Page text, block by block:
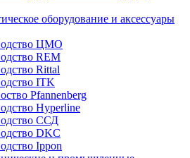
оборудование и аксессуары
ЦМО
REM
Rittal
ITK
Pfannenberg
Hyperline
ССД
DKC
Ippon